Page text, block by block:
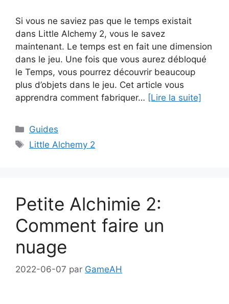
Si vous ne saviez pas que le temps existait
dans Little Alchemy 2, vous le savez
maintenant. Le temps est en fait une dimension
dans le jeu. Une fois que vous aurez débloqué
le Temps, vous pourrez découvrir beaucoup
plus d’objets dans le jeu. Cet article vous
apprendra comment fabriquer… [Lire la suite]
Catégories
Guides
Étiquettes
Little Alchemy 2
Petite Alchimie 2:
Comment faire un
nuage
2022-06-07 par GameAH